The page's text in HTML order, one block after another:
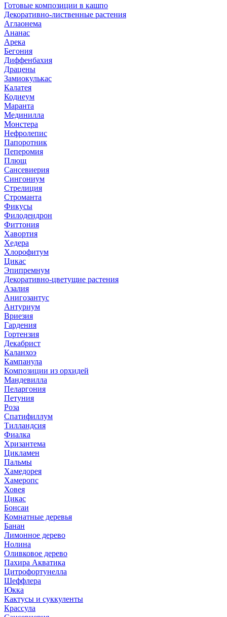
Готовые композиции в кашпо
Декоративно-лиственные растения
Аглаонема
Ананас
Арека
Бегония
Диффенбахия
Драцены
Замиокулькас
Калатея
Кодиеум
Маранта
Мединилла
Монстера
Нефролепис
Папоротник
Пеперомия
Плющ
Сансевиерия
Сингониум
Стрелиция
Строманта
Фикусы
Филодендрон
Фиттония
Хавортия
Хедера
Хлорофитум
Цикас
Эпипремнум
Декоративно-цветущие растения
Азалия
Анигозантус
Антуриум
Вриезия
Гардения
Гортензия
Декабрист
Каланхоэ
Кампанула
Композиции из орхидей
Мандевилла
Пеларгония
Петуния
Роза
Спатифиллум
Тилландсия
Фиалка
Хризантема
Цикламен
Пальмы
Хамедорея
Хамеропс
Ховея
Цикас
Бонсаи
Комнатные деревья
Банан
Лимонное дерево
Нолина
Оливковое дерево
Пахира Акватика
Цитрофортунелла
Шеффлера
Юкка
Кактусы и суккуленты
Крассула